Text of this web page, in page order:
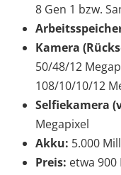
8 Gen 1 bzw.
Kamera
50/48/12
108/10/10/12
Selfiekamera
Megapixel
Akku: 5.000
Preis: etwa